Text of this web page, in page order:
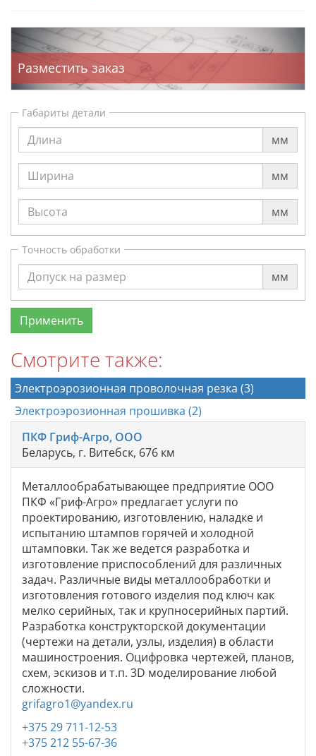
Разместить заказ
Габариты детали
мм
мм
мм
Точность обработки
мм
Смотрите также:
Электроэрозионная проволочная резка (3)
Электроэрозионная прошивка (2)
ПКФ Гриф-Агро, ООО
Беларусь, г. Витебск, 676 км
Металлообрабатывающее предприятие ООО
ПКФ «Гриф-Агро» предлагает услуги по
проектированию, изготовлению, наладке и
испытанию штампов горячей и холодной
штамповки. Так же ведется разработка и
изготовление приспособлений для различных
задач. Различные виды металлообработки и
изготовления готового изделия под ключ как
мелко серийных, так и крупносерийных партий.
Разработка конструкторской документации
(чертежи на детали, узлы, изделия) в области
машиностроения. Оцифровка чертежей, планов,
схем, эскизов и т.п. 3D моделирование любой
сложности.
grifagro1@yandex.ru
+375 29 711-12-53
+375 212 55-67-36